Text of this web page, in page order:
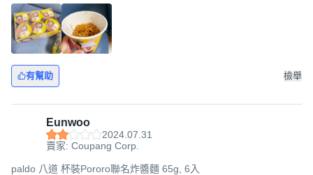
有幫助 檢舉
Eunwoo
2024.07.31
賣家: Coupang Corp.
paldo 八道 杯裝Pororo聯名炸醬麵 65g, 6入